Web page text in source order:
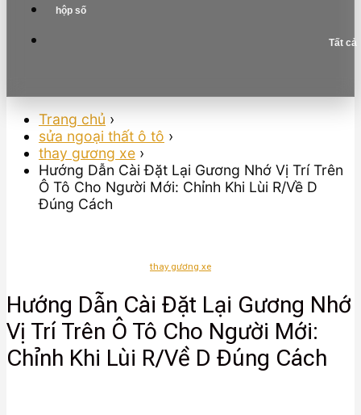
hộp số
Tất cả
Trang chủ ›
sửa ngoại thất ô tô ›
thay gương xe ›
Hướng Dẫn Cài Đặt Lại Gương Nhớ Vị Trí Trên
Ô Tô Cho Người Mới: Chỉnh Khi Lùi R/Về D
Đúng Cách
thay gương xe
Hướng Dẫn Cài Đặt Lại Gương Nhớ
Vị Trí Trên Ô Tô Cho Người Mới:
Chỉnh Khi Lùi R/Về D Đúng Cách